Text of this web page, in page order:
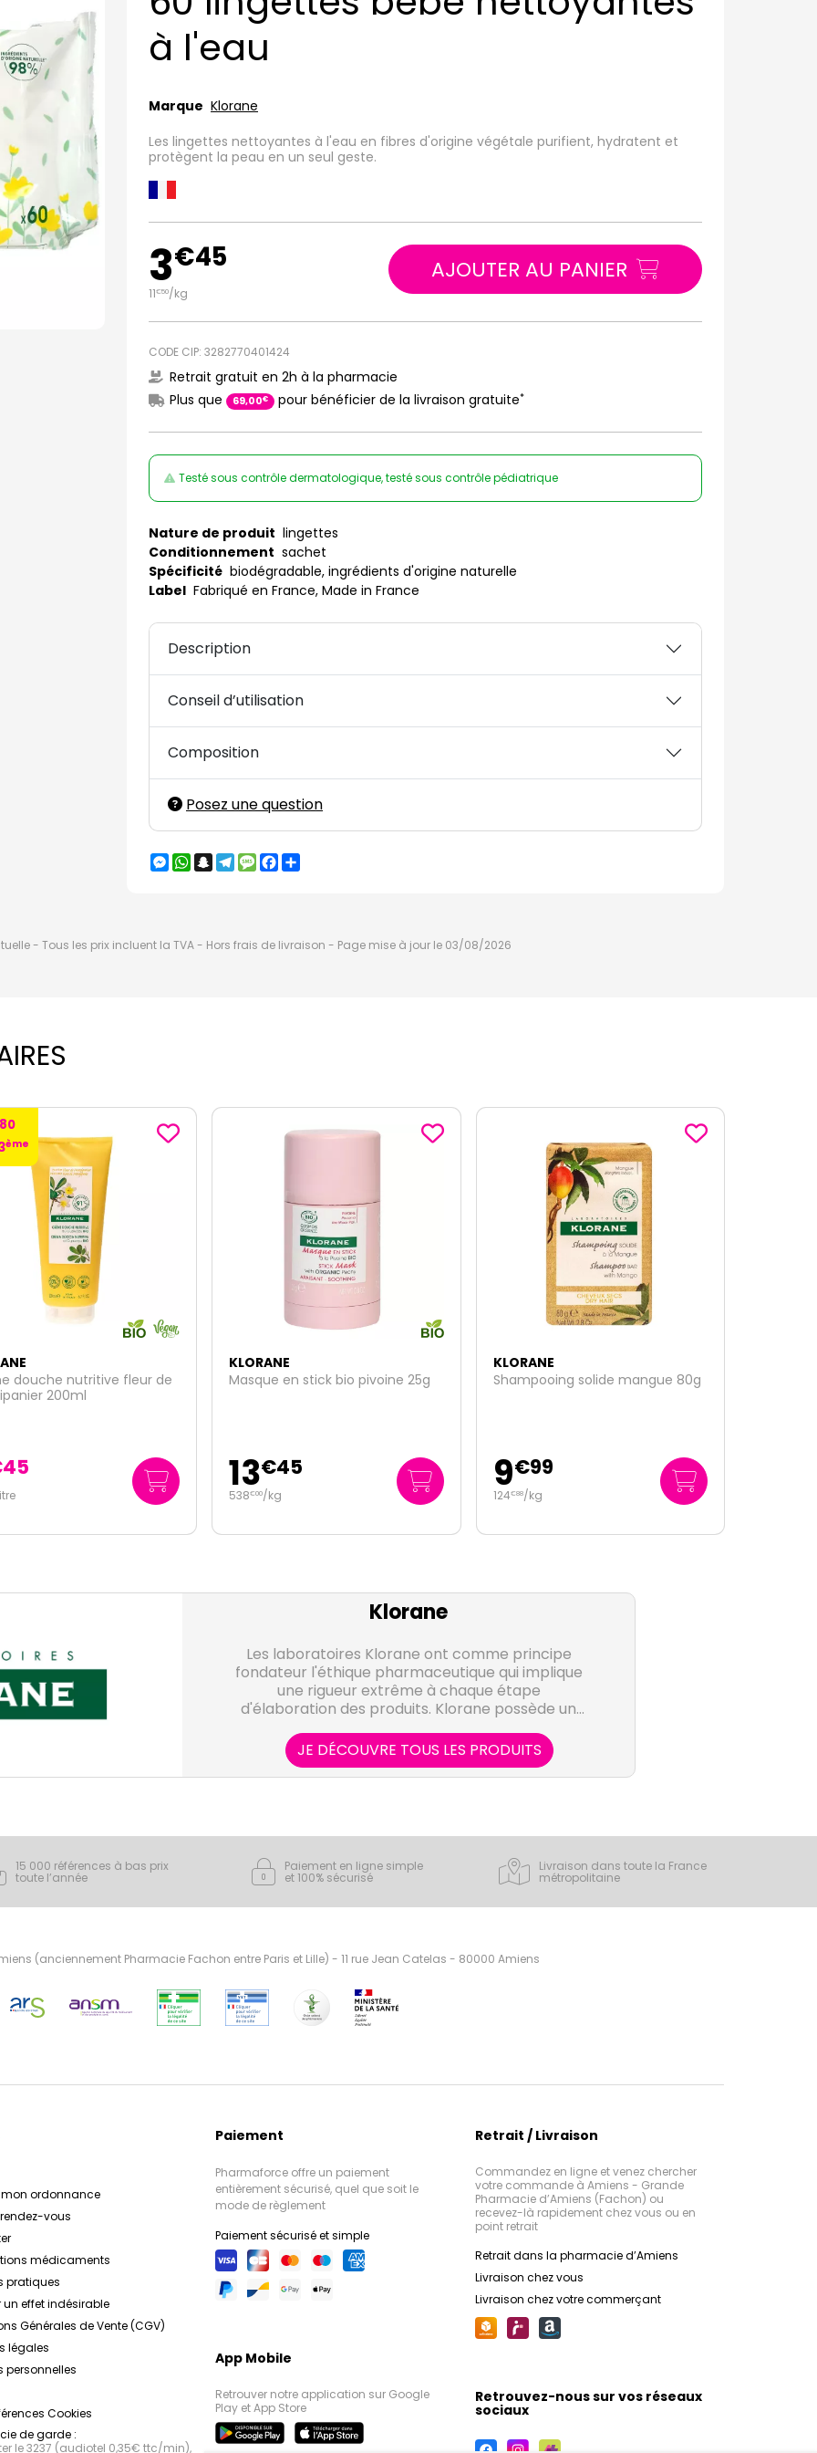
à l'eau
Marque Klorane
Les lingettes nettoyantes à l'eau en fibres d'origine végétale purifient, hydratent et
protègent la peau en un seul geste.
3€45
11€50/kg
AJOUTER AU PANIER
CODE CIP: 3282770401424
Retrait gratuit en 2h à la pharmacie
Plus que
69,00€ pour bénéficier de la livraison gratuite*
Testé sous contrôle dermatologique, testé sous contrôle pédiatrique
Nature de produit lingettes
Conditionnement sachet
Spécificité biodégradable, ingrédients d'origine naturelle
Label Fabriqué en France, Made in France
Description
Conseil d’utilisation
Composition
Posez une question
Messenger
WhatsApp
Snapchat
Telegram
MessageFacebook
- Tous les prix incluent la TVA - Hors frais de livraison - Page mise à jour le 03/08/2026
en stick bio pivoine 25g
45
/kg
KLORANE
Shampooing solide mangue 80g
9€99
124€88/kg
KLORANE
Shampoing sec séboréducteur
14€99
49€97/litre
Klorane
Les laboratoires Klorane ont comme principe
fondateur l'éthique pharmaceutique qui implique
une rigueur extrême à chaque étape
d'élaboration des produits. Klorane possède un
protèger notre patrimoine végétal.
JE DÉCOUVRE TOUS LES PRODUITS
15 000 références à bas prix
toute l’année
Paiement en ligne simple
et 100% sécurisé
Livraison dans toute la France
métropolitaine
(anciennement Pharmacie Fachon entre Paris et Lille) - 11 rue Jean Catelas - 80000 Amiens
mon ordonnance
vous
médicaments
pratiques
un effet indésirable
Générales de Vente (CGV)
légales
personnelles
Cookies
de garde :
le 3237 (audiotel 0,35€ ttc/min),
Paiement
Pharmaforce offre un paiement
entièrement sécurisé, quel que soit le
mode de règlement
Paiement sécurisé et simple
App Mobile
Retrouver notre application sur Google
Play et App Store
Retrait / Livraison
Commandez en ligne et venez chercher
votre commande à Amiens - Grande
Pharmacie d’Amiens (Fachon) ou
recevez-là rapidement chez vous ou en
point retrait
Retrait dans la pharmacie d’Amiens
Livraison chez vous
Livraison chez votre commerçant
Retrouvez-nous sur vos réseaux
sociaux